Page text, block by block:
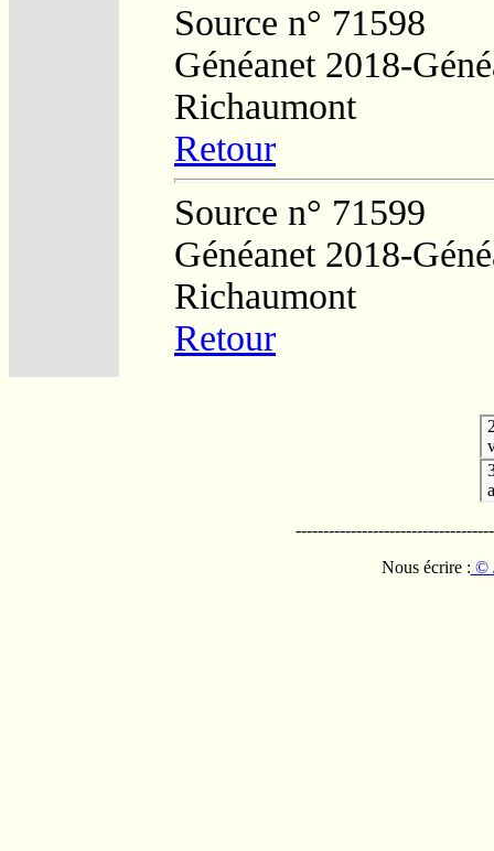
Source n° 71598
Généanet 2018-
Richaumont
Retour
Source n° 71599
Généanet 2018-
Richaumont
Retour
Nous écrire : ©